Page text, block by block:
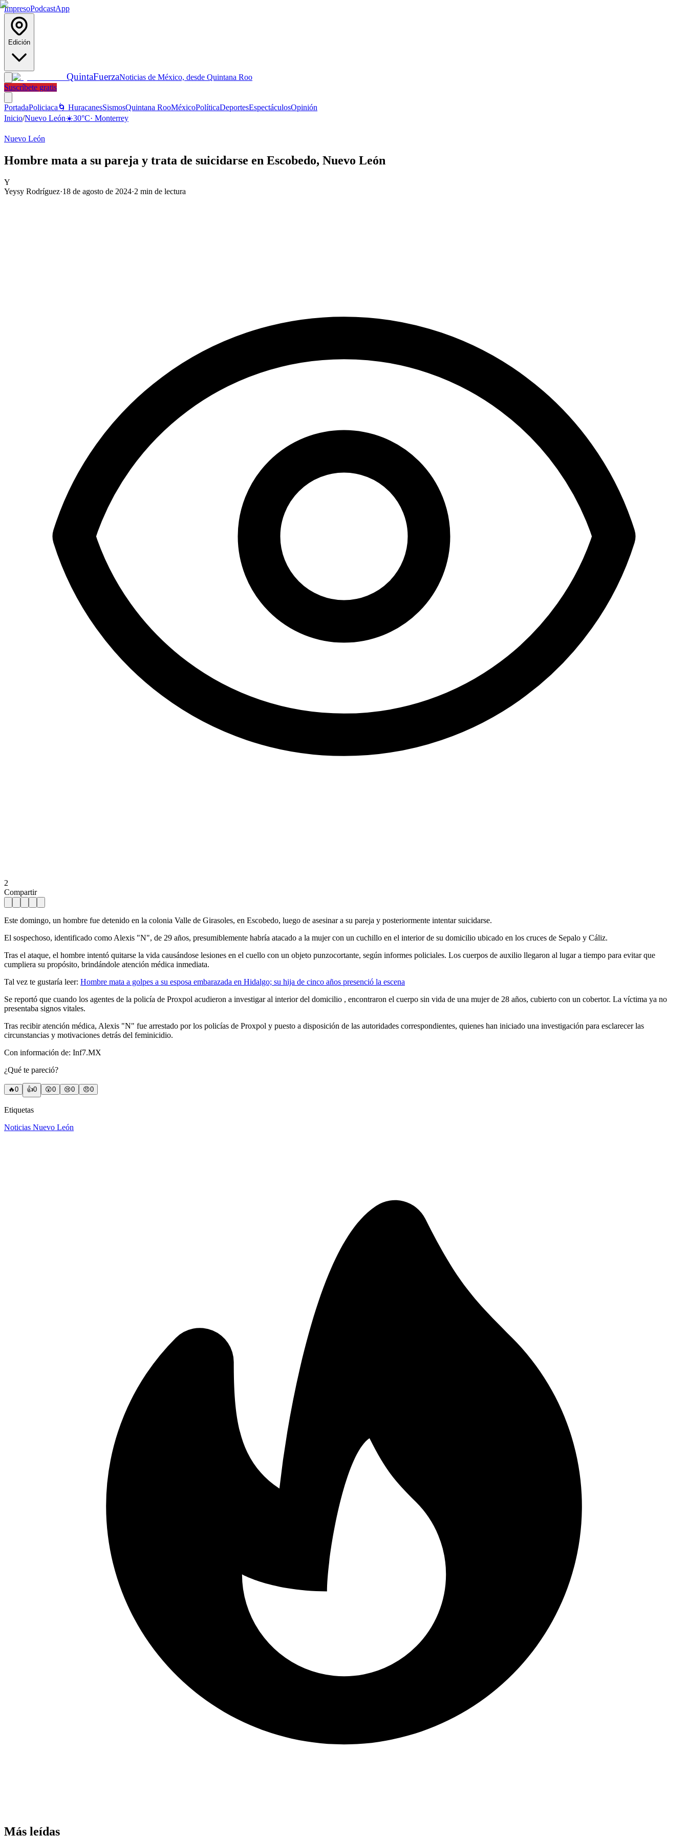
ImpresoPodcastApp
Edición
QuintaFuerzaNoticias de México, desde Quintana Roo
Suscríbete gratis
PortadaPoliciaca 🌀 HuracanesSismosQuintana RooMéxicoPolíticaDeportesEspectáculosOpinión
Inicio/Nuevo León☀️30°C· Monterrey
Nuevo León
Hombre mata a su pareja y trata de suicidarse en Escobedo, Nuevo León
Y
Yeysy Rodríguez·18 de agosto de 2024·2 min de lectura
2
Compartir
Este domingo, un hombre fue detenido en la colonia Valle de Girasoles, en Escobedo, luego de asesinar a su pareja y posteriormente intentar suicidarse.
El sospechoso, identificado como Alexis "N", de 29 años, presumiblemente habría atacado a la mujer con un cuchillo en el interior de su domicilio ubicado en los cruces de Sepalo y Cáliz.
Tras el ataque, el hombre intentó quitarse la vida causándose lesiones en el cuello con un objeto punzocortante, según informes policiales. Los cuerpos de auxilio llegaron al lugar a tiempo para evitar que
cumpliera su propósito, brindándole atención médica inmediata.
Tal vez te gustaría leer: Hombre mata a golpes a su esposa embarazada en Hidalgo; su hija de cinco años presenció la escena
Se reportó que cuando los agentes de la policía de Proxpol acudieron a investigar al interior del domicilio , encontraron el cuerpo sin vida de una mujer de 28 años, cubierto con un cobertor. La víctima ya no
presentaba signos vitales.
Tras recibir atención médica, Alexis "N" fue arrestado por los policías de Proxpol y puesto a disposición de las autoridades correspondientes, quienes han iniciado una investigación para esclarecer las
circunstancias y motivaciones detrás del feminicidio.
Con información de: Inf7.MX
¿Qué te pareció?
🔥0 👍0 😲0 😢0 😠0
Etiquetas
Noticias Nuevo León
Más leídas